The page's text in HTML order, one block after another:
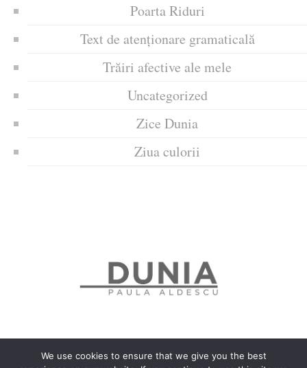
Poarta Riduri
Text de atenționare gramaticală
Trăiri afective ale mele
Uncategorized
Zice Dunia
Ziua culorii
We use cookies to ensure that we give you the best